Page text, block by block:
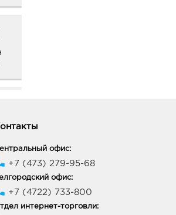
офис:
+7 (473) 279-95-68
офис:
+7 (4722) 733-800
интернет-торговли: